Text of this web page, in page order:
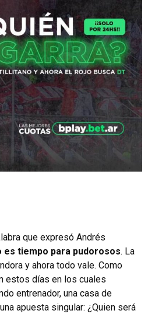
que expresó Andrés
es tiempo para pudorosos. La
y ahora todo vale. Como
estos días en los cuales
entrenador, una casa de
apuesta singular: ¿Quien será